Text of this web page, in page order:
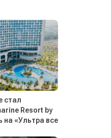
стал
Resort by
на «Ультра все